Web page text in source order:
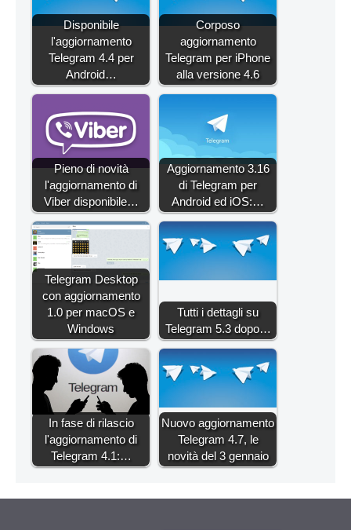
Disponibile
l'aggiornamento
Telegram 4.4 per
Android…
Corposo
aggiornamento
Telegram per iPhone
alla versione 4.6
Pieno di novità
l'aggiornamento di
Viber disponibile…
Aggiornamento 3.16
di Telegram per
Android ed iOS:…
Telegram Desktop
con aggiornamento
1.0 per macOS e
Windows
Tutti i dettagli su
Telegram 5.3 dopo…
In fase di rilascio
l'aggiornamento di
Telegram 4.1:…
Nuovo aggiornamento
Telegram 4.7, le
novità del 3 gennaio